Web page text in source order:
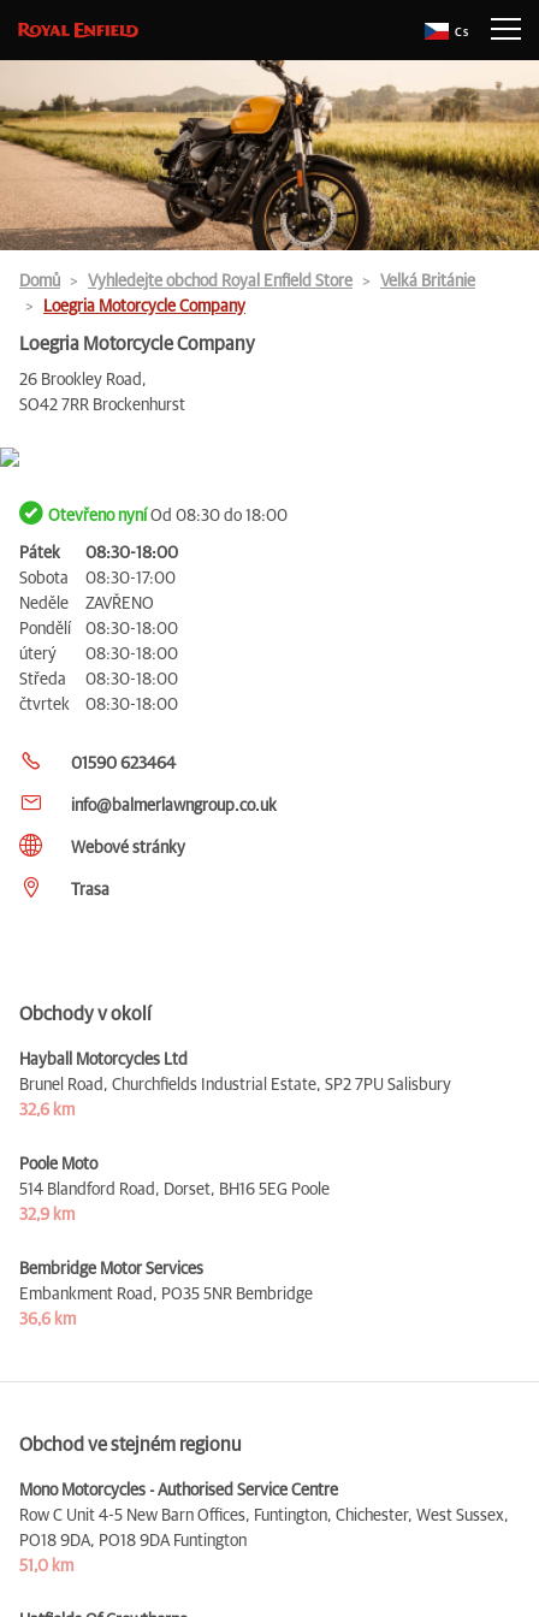
Cs
Domů Vyhledejte obchod Royal Enfield Store
Velká Británie
Loegria Motorcycle Company
Loegria Motorcycle Company
26 Brookley Road,
SO42 7RR Brockenhurst
Otevřeno nyní Od 08:30 do 18:00
Pátek
08:30-18:00
Sobota
08:30-17:00
Neděle
ZAVŘENO
Pondělí
08:30-18:00
úterý
08:30-18:00
Středa
08:30-18:00
čtvrtek
08:30-18:00
01590 623464
info@balmerlawngroup.co.uk
Webové stránky
Trasa
Obchody v okolí
Hayball Motorcycles Ltd
Brunel Road, Churchfields Industrial Estate, SP2 7PU Salisbury
32,6 km
Poole Moto
514 Blandford Road, Dorset, BH16 5EG Poole
32,9 km
Bembridge Motor Services
Embankment Road, PO35 5NR Bembridge
36,6 km
Obchod ve stejném regionu
Mono Motorcycles - Authorised Service Centre
Row C Unit 4-5 New Barn Offices, Funtington, Chichester, West Sussex,
PO18 9DA, PO18 9DA Funtington
51,0 km